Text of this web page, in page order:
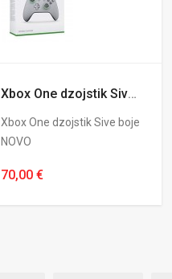
Xbox One dzojstik Sive boje NOVO
Xbox One dzojstik Sive boje
NOVO
70,00 €